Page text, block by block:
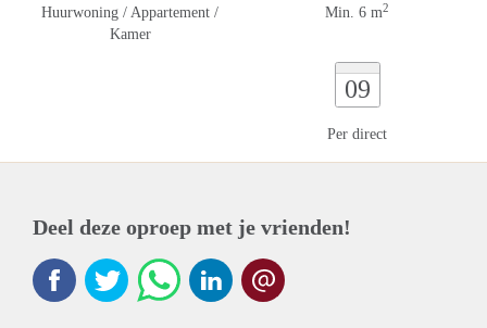
Huurwoning / Appartement /
Kamer
Min. 6 m2
09
Per direct
Deel deze oproep met je vrienden!